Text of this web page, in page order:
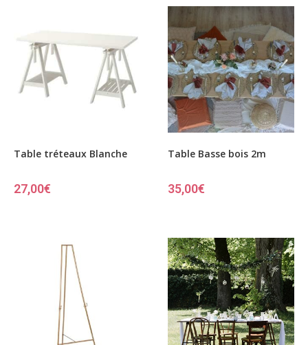
Table tréteaux Blanche
27,00€
Table Basse bois 2m
35,00€